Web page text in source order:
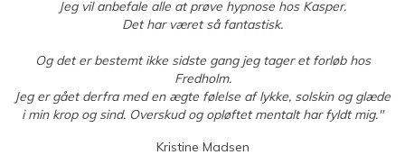
Jeg vil anbefale alle at prøve hypnose hos Kasper.
Det har været så fantastisk.
Og det er bestemt ikke sidste gang jeg tager et forløb hos
Fredholm.
Jeg er gået derfra med en ægte følelse af lykke, solskin og glæde
i min krop og sind. Overskud og opløftet mentalt har fyldt mig."
Kristine Madsen